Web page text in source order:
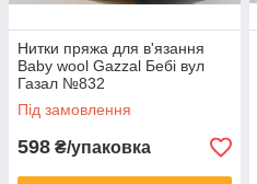
Нитки пряжа для в'язання
Baby wool Gazzal Бебі вул
Газал №832
Під замовлення
598 ₴/упаковка